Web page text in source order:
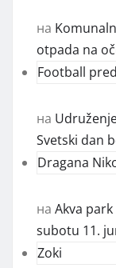
на
otpada na
Football
на
Svetski dan
Dragana
на Akva
subotu 11.
Zoki